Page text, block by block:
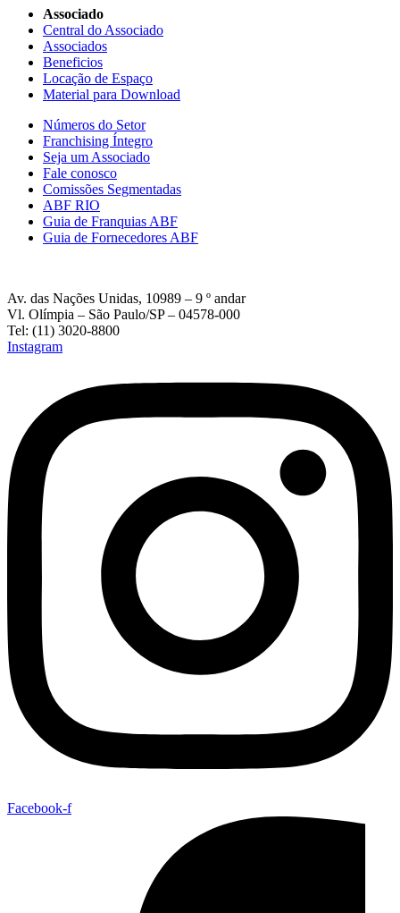
Associado
Central do Associado
Associados
Beneficios
Locação de Espaço
Material para Download
Números do Setor
Franchising Íntegro
Seja um Associado
Fale conosco
Comissões Segmentadas
ABF RIO
Guia de Franquias ABF
Guia de Fornecedores ABF
Av. das Nações Unidas, 10989 – 9 º andar
Vl. Olímpia – São Paulo/SP – 04578-000
Tel: (11) 3020-8800
Instagram
Facebook-f